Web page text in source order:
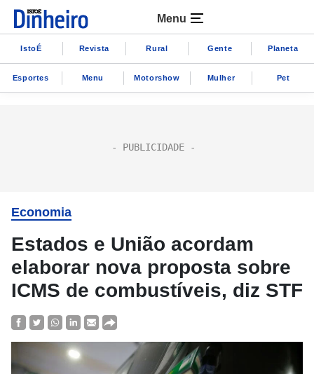
Menu
IstoÉ Revista Rural Gente Planeta
Esportes Menu Motorshow Mulher Pet
Economia
Estados e União acordam
elaborar nova proposta sobre
ICMS de combustíveis, diz STF